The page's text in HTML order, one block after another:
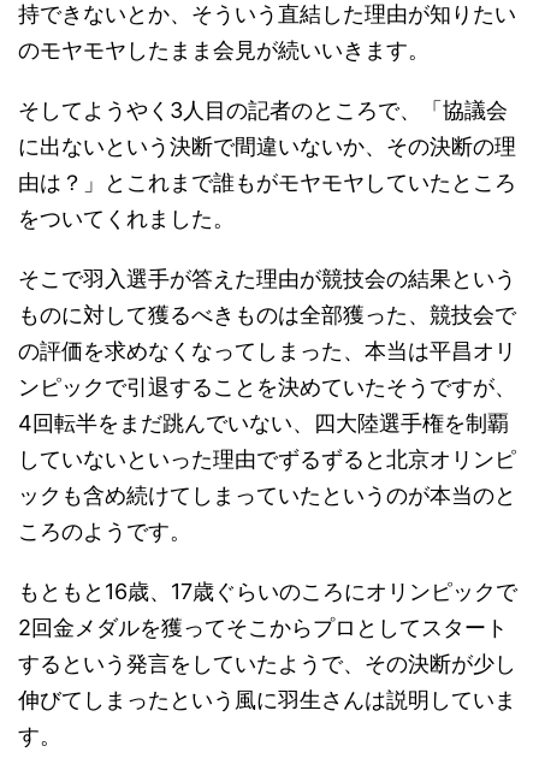
持できないとか、そういう直結した理由が知りたい
のモヤモヤしたまま会見が続いいきます。
そしてようやく3人目の記者のところで、「協議会
に出ないという決断で間違いないか、その決断の理
由は？」とこれまで誰もがモヤモヤしていたところ
をついてくれました。
そこで羽入選手が答えた理由が競技会の結果という
ものに対して獲るべきものは全部獲った、競技会で
の評価を求めなくなってしまった、本当は平昌オリ
ンピックで引退することを決めていたそうですが、
4回転半をまだ跳んでいない、四大陸選手権を制覇
していないといった理由でずるずると北京オリンピ
ックも含め続けてしまっていたというのが本当のと
ころのようです。
もともと16歳、17歳ぐらいのころにオリンピックで
2回金メダルを獲ってそこからプロとしてスタート
するという発言をしていたようで、その決断が少し
伸びてしまったという風に羽生さんは説明していま
す。